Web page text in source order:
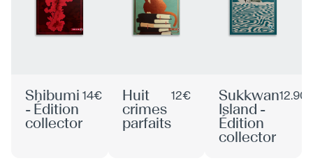
Shibumi
- Édition
collector
14€
Huit
crimes
parfaits
12€
Sukkwan
Island -
Édition
collector